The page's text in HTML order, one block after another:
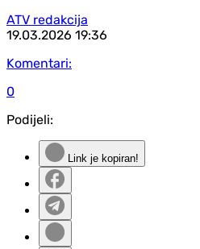
ATV redakcija
19.03.2026 19:36
Komentari:
0
Podijeli:
Link je kopiran!